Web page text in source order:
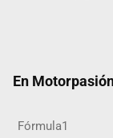
En
Fórmula1